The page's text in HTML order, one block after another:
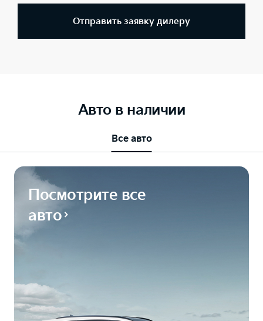
Отправить заявку дилеру
Авто в наличии
Все авто
Посмотрите все
авто